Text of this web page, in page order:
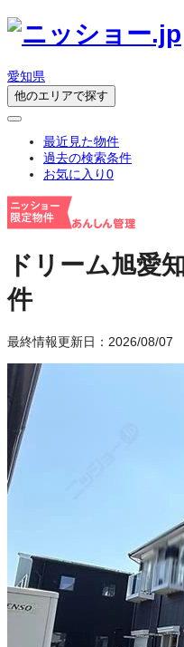
愛知県
他のエリアで探す
最近見た物件
過去の検索条件
お気に入り0
ドリーム旭愛
件
最終情報更新日：2026/08/07